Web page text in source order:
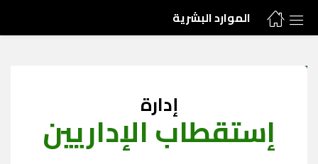
الموارد البشرية
إدارة
إستقطاب الإداريين